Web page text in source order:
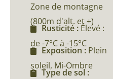
Zone de montagne
(800m d'alt. et +)
Rusticité :Élevé :
de -7°C à -15°C
Exposition : Plein
soleil, Mi-Ombre
Type de sol :